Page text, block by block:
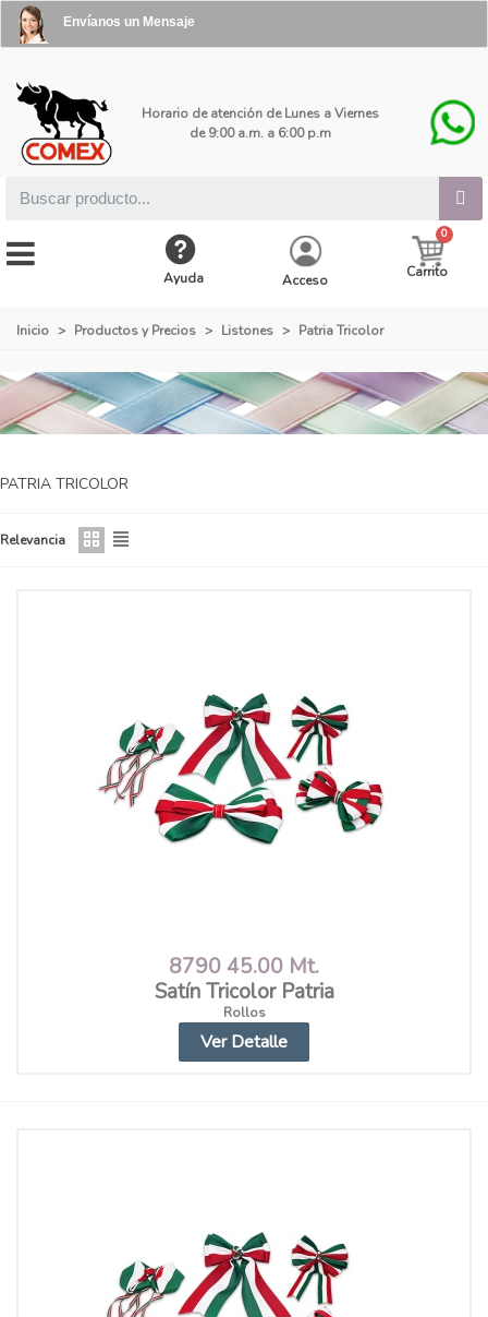
Envíanos un Mensaje
Horario de atención de Lunes a Viernes
de 9:00 a.m. a 6:00 p.m
Ayuda Acceso Carrito
Inicio > Productos y Precios > Listones > Patria Tricolor
PATRIA TRICOLOR
Relevancia
8790 45.00 Mt.
Satín Tricolor Patria
Rollos
Ver Detalle